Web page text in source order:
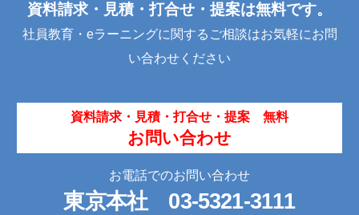
資料請求・見積・打合せ・提案は無料です。
社員教育・eラーニングに関するご相談はお気軽にお問
い合わせください
資料請求・見積・打合せ・提案 無料
お問い合わせ
お電話でのお問い合わせ
東京本社 03-5321-3111